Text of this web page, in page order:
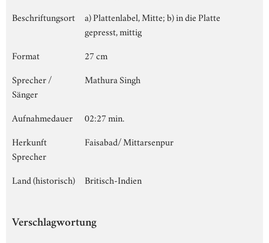
Beschriftungsort
a) Plattenlabel, Mitte; b) in die Platte
gepresst, mittig
Format
27 cm
Sprecher /
Sänger
Mathura Singh
Aufnahmedauer
02:27 min.
Herkunft
Sprecher
Faisabad/ Mittarsenpur
Land (historisch) Britisch-Indien
Verschlagwortung